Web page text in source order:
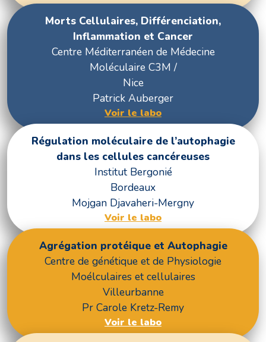
Morts Cellulaires, Différenciation,
Inflammation et Cancer
Centre Méditerranéen de Médecine
Moléculaire C3M /
Nice
Patrick Auberger
Voir le labo
Régulation moléculaire de l’autophagie
dans les cellules cancéreuses
Institut Bergonié
Bordeaux
Mojgan Djavaheri-Mergny
Voir le labo
Agrégation protéique et Autophagie
Centre de génétique et de Physiologie
Moélculaires et cellulaires
Villeurbanne
Pr Carole Kretz-Remy
Voir le labo